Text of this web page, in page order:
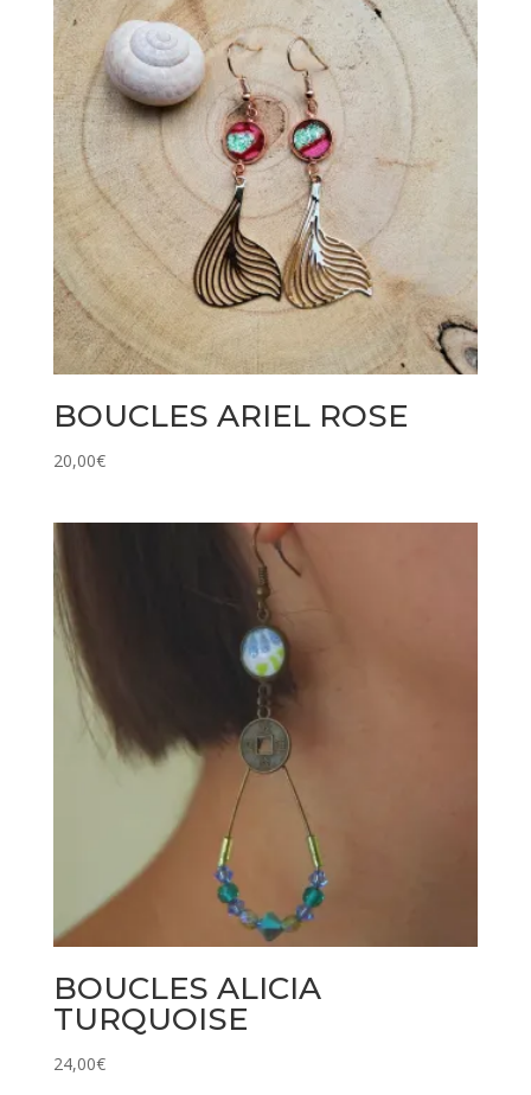
BOUCLES ARIEL ROSE
20,00€
BOUCLES ALICIA
TURQUOISE
24,00€